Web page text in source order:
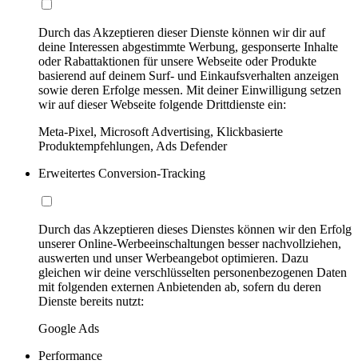
Durch das Akzeptieren dieser Dienste können wir dir auf
deine Interessen abgestimmte Werbung, gesponserte Inhalte
oder Rabattaktionen für unsere Webseite oder Produkte
basierend auf deinem Surf- und Einkaufsverhalten anzeigen
sowie deren Erfolge messen. Mit deiner Einwilligung setzen
wir auf dieser Webseite folgende Drittdienste ein:
Meta-Pixel, Microsoft Advertising, Klickbasierte
Produktempfehlungen, Ads Defender
Erweitertes Conversion-Tracking
Durch das Akzeptieren dieses Dienstes können wir den Erfolg
unserer Online-Werbeeinschaltungen besser nachvollziehen,
auswerten und unser Werbeangebot optimieren. Dazu
gleichen wir deine verschlüsselten personenbezogenen Daten
mit folgenden externen Anbietenden ab, sofern du deren
Dienste bereits nutzt:
Google Ads
Performance